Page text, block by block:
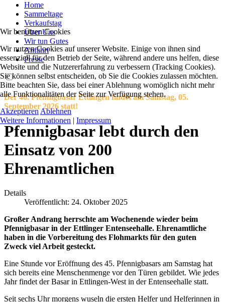
Home
Sammeltage
Verkaufstag
Über Uns
Wir tun Gutes
Anfahrt
Presse
Der 46. Pfennigbasar Ettlingen findet am Samstag, 05.
September 2026 statt!
Pfennigbasar lebt durch den
Einsatz von 200
Ehrenamtlichen
Details
Veröffentlicht: 24. Oktober 2025
Großer Andrang herrschte am Wochenende wieder beim
Pfennigbasar in der Ettlinger Entenseehalle. Ehrenamtliche
haben in die Vorbereitung des Flohmarkts für den guten
Zweck viel Arbeit gesteckt.
Eine Stunde vor Eröffnung des 45. Pfennigbasars am Samstag hat
sich bereits eine Menschenmenge vor den Türen gebildet. Wie jedes
Jahr findet der Basar in Ettlingen-West in der Entenseehalle statt.
Seit sechs Uhr morgens wuseln die ersten Helfer und Helferinnen in
Wir benutzen Cookies
Wir nutzen Cookies auf unserer Website. Einige von ihnen sind
essenziell für den Betrieb der Seite, während andere uns helfen, diese
Website und die Nutzererfahrung zu verbessern (Tracking Cookies).
Sie können selbst entscheiden, ob Sie die Cookies zulassen möchten.
Bitte beachten Sie, dass bei einer Ablehnung womöglich nicht mehr
alle Funktionalitäten der Seite zur Verfügung stehen.
Akzeptieren Ablehnen
Weitere Informationen | Impressum